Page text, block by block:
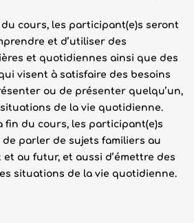
du cours, les participant(e)s seront
et d’utiliser des
et quotidiennes ainsi que des
visent à satisfaire des besoins
ou de présenter quelqu’un,
de la vie quotidienne.
fin du cours, les participant(e)s
parler de sujets familiers au
et au futur, et aussi d’émettre des
situations de la vie quotidienne.